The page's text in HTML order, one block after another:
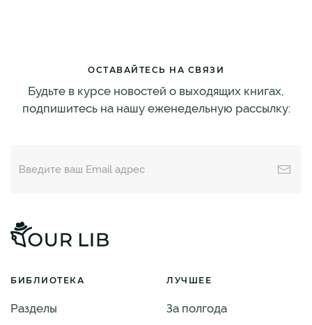
ОСТАВАЙТЕСЬ НА СВЯЗИ
Будьте в курсе новостей о выходящих книгах,
подпишитесь на нашу еженедельную рассылку:
БИБЛИОТЕКА
Разделы
ЛУЧШЕЕ
За полгода